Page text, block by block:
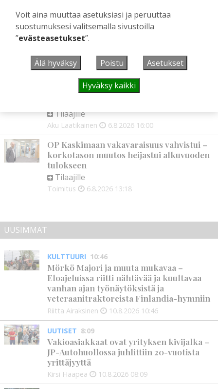
tukea Kiuruveden nuorille – palkittavat
julkaistaan loppuvuodesta
Tilaajille
Biokaasu, Hingunniemi, tiet,
rahoitusasiat, työllisyys, lääkäripula… –
ministeri Sari Essayahin kanssa piisasi
Tilaajille
Aku Laatikainen 6.8.2026 16:00
OP Kaskimaan vakavaraisuus vahvistui –
korkotason muutos heijastui alkuvuoden
tulokseen
Tilaajille
Toimitus 6.8.2026 13:18
UUSIMMAT
KULTTUURI 10:46
Mörkö Majori ja muuta mukavaa –
Eloajeluissa riitti nähtävää ja kuultavaa
vanhan ajan työnäytöksistä ja
veteraanitraktoreista Finlandia-hymniin
Riitta Airaksinen 10.8.2026 10:46
UUTISET 8:09
Vakioasiakkaat ovat yrityksen kivijalka –
JP-Autohuollossa juhlittiin 20-vuotista
yrittäjyyttä
Kirsi Haapea 10.8.2026 08:09
Voit aina muuttaa asetuksiasi ja peruuttaa
suostumuksesi valitsemalla sivustoilla
”evästeasetukset”.
Älä hyväksy Poistu Asetukset
Hyväksy kaikki